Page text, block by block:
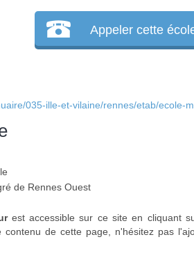
Appeler cette
035-ille-et-vilaine/rennes/etab/ecole-
de Rennes Ouest
est accessible sur ce site en cliquant
contenu de cette page, n'hésitez pas